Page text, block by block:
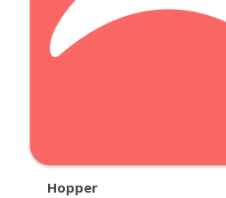
Hopper